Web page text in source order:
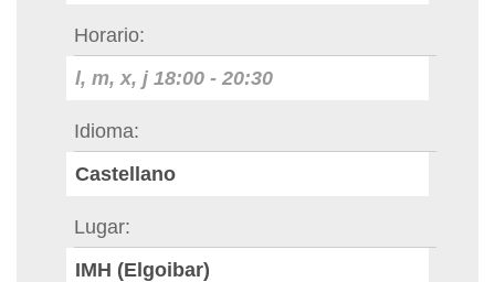
Horario
l, m, x, j 18:00 - 20:30
Idioma
Castellano
Lugar
IMH (Elgoibar)